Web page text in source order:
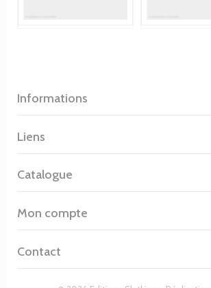
Informations
Liens
Catalogue
Mon compte
Contact